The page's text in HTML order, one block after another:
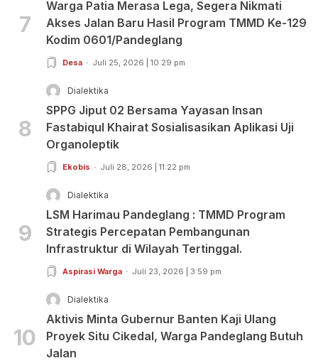
7
Warga Patia Merasa Lega, Segera Nikmati
Akses Jalan Baru Hasil Program TMMD Ke-129
Kodim 0601/Pandeglang
Desa Juli 25, 2026 | 10:29 pm
8
Dialektika
SPPG Jiput 02 Bersama Yayasan Insan
Fastabiqul Khairat Sosialisasikan Aplikasi Uji
Organoleptik
Ekobis Juli 28, 2026 | 11:22 pm
9
Dialektika
LSM Harimau Pandeglang : TMMD Program
Strategis Percepatan Pembangunan
Infrastruktur di Wilayah Tertinggal.
Aspirasi Warga Juli 23, 2026 | 3:59 pm
10
Dialektika
Aktivis Minta Gubernur Banten Kaji Ulang
Proyek Situ Cikedal, Warga Pandeglang Butuh
Jalan